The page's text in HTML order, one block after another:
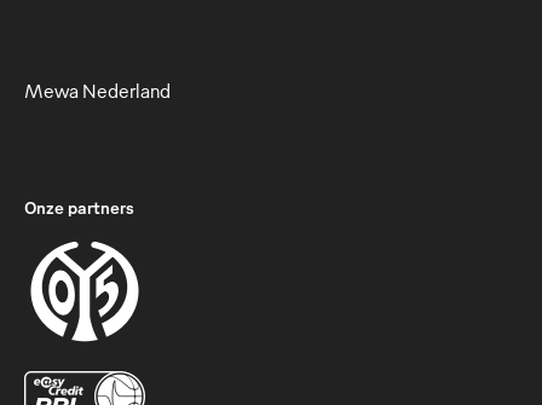
Mewa Nederland
Onze partners